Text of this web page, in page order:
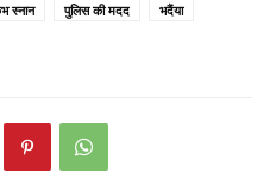
स्नान पुलिस की मदद
भदैंया